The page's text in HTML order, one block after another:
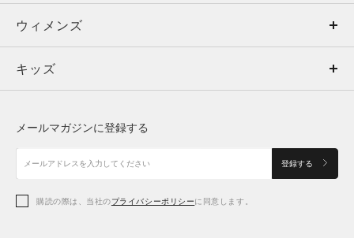
ウィメンズ
キッズ
アクセサリー
トップス
ボトムス
アクセサリー
ウィメンズ
トップス
シューズ
アクセサリー
キッズ
シューズ
メールマガジンに登録する
登録する
購読の際は、当社のプライバシーポリシーに同意します。